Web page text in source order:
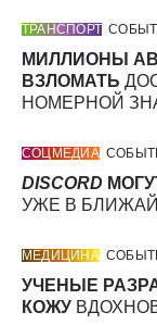
ТРАНСПОРТ
МИЛЛИОНЫ
ВЗЛОМАТЬ
НОМЕРНОЙ
СОЦМЕДИА
DISCORD
УЖЕ В
МЕДИЦИНА
УЧЕНЫЕ
КОЖУ